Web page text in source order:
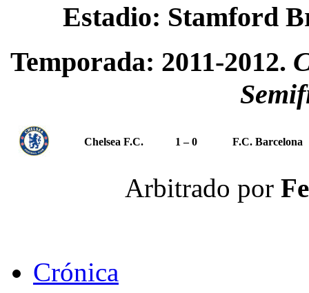
Estadio: Stamford
Temporada: 2011-2012.
Chelsea F.C. 1 – 0 F.C. Barcelona
Arbitrado por
Crónica